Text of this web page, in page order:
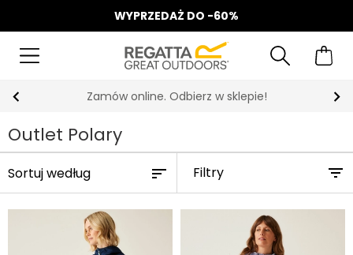
WYPRZEDAŻ DO -60%
Zamów online. Odbierz w sklepie!
Outlet Polary
Filtry